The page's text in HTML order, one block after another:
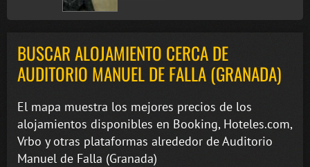
BUSCAR ALOJAMIENTO CERCA DE
AUDITORIO MANUEL DE FALLA (GRANADA)
El mapa muestra los mejores precios de los
alojamientos disponibles en Booking, Hoteles.com,
Vrbo y otras plataformas alrededor de Auditorio
Manuel de Falla (Granada)